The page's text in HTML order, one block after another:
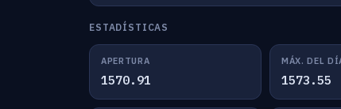
ESTADÍSTICAS
APERTURA
1570.91
MÁX. DEL
1573.55